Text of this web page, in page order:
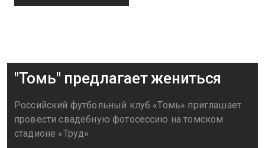
"Томь" предлагает жениться
Российский футбольный клуб «Томь» приглашает
провести свадебную фотосессию на томском
стадионе «Труд»